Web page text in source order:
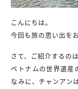
こんにちは。
今回も旅の思い出を
さて、ご紹介するのは
ベトナムの世界遺産
なみに、チャンアン